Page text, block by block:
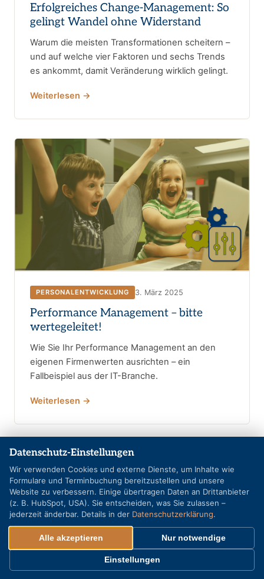
Erfolgreiches Change-Management: So
gelingt Wandel ohne Widerstand
Warum die meisten Transformationen scheitern –
und auf welche vier Faktoren und sechs Trends
es ankommt, damit Veränderung wirklich gelingt.
Weiterlesen →
PERSONALENTWICKLUNG 3. März 2025
Performance Management – bitte
wertegeleitet!
Wie Sie Ihr Performance Management an den
eigenen Firmenwerten ausrichten – ein
Fallbeispiel aus der IT-Branche.
Weiterlesen →
Datenschutz-Einstellungen
Wir verwenden Cookies und externe Dienste, um Inhalte wie
Formulare und Terminbuchung bereitzustellen und unsere
Website zu verbessern. Einige übertragen Daten an Drittanbieter
(z. B. HubSpot, USA). Sie entscheiden, was Sie zulassen –
jederzeit änderbar. Details in der Datenschutzerklärung.
Alle akzeptieren Nur notwendige
Einstellungen